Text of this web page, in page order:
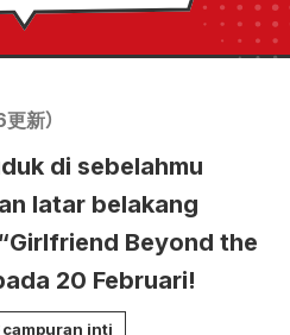
更新）
di sebelahmu
latar belakang
Beyond the
20 Februari!
campuran inti